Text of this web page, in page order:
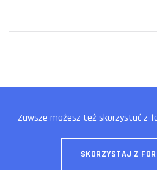
Zawsze możesz też skorzystać z
SKORZYSTAJ Z